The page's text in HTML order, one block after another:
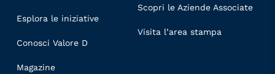
Esplora le iniziative
Conosci Valore D
Magazine
Scopri le Aziende Associate
Visita l’area stampa